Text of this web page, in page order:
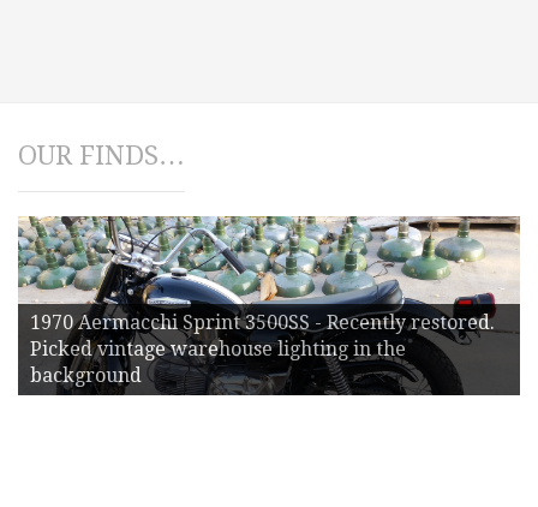
OUR FINDS…
1970 Aermacchi Sprint 3500SS - Recently restored.
Picked vintage warehouse lighting in the
background